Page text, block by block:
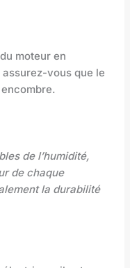
moteur en
vous que le
de l’humidité,
de chaque
la durabilité